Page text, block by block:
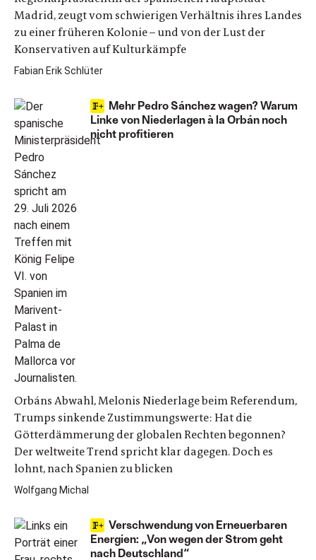
Madrid, zeugt vom schwierigen Verhältnis ihres Landes
zu einer früheren Kolonie – und von der Lust der
Konservativen auf Kulturkämpfe
Fabian Erik Schlüter
Mehr Pedro Sánchez wagen? Warum
Linke von Niederlagen à la Orbán noch
nicht profitieren
Orbáns Abwahl, Melonis Niederlage beim Referendum,
Trumps sinkende Zustimmungswerte: Hat die
Götterdämmerung der globalen Rechten begonnen?
Der weltweite Trend spricht klar dagegen. Doch es
lohnt, nach Spanien zu blicken
Wolfgang Michal
Verschwendung von Erneuerbaren
Energien: „Von wegen der Strom geht
nach Deutschland“